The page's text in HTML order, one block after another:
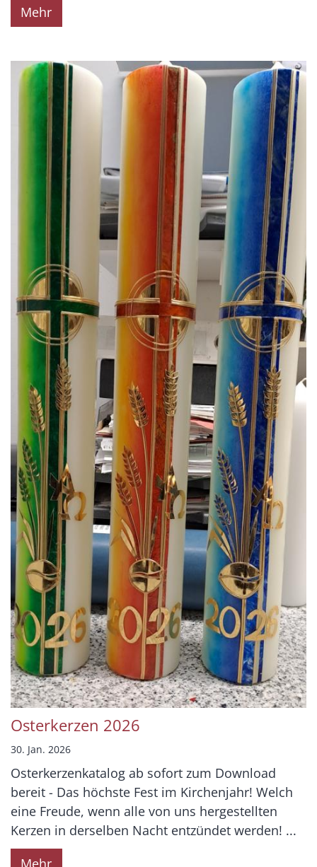
Mehr
Osterkerzen 2026
30. Jan. 2026
Osterkerzenkatalog ab sofort zum Download
bereit - Das höchste Fest im Kirchenjahr! Welch
eine Freude, wenn alle von uns hergestellten
Kerzen in derselben Nacht entzündet werden! ...
Mehr